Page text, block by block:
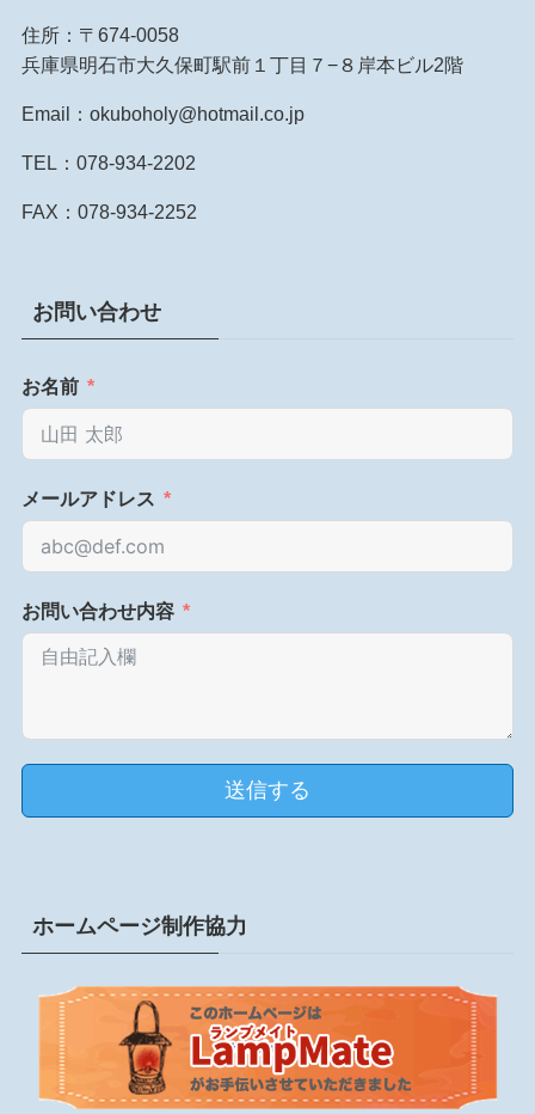
住所：〒674-0058
兵庫県明石市大久保町駅前１丁目７−８岸本ビル2階
Email：okuboholy@hotmail.co.jp
TEL：078-934-2202
FAX：078-934-2252
お問い合わせ
お名前
メールアドレス
お問い合わせ内容
送信する
ホームページ制作協力